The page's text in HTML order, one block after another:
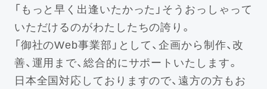
「もっと早く出逢いたかった」そうおっしゃって
いただけるのがわたしたちの誇り。
「御社のWeb事業部」として、企画から制作、改
善、運用まで、総合的にサポートいたします。
日本全国対応しておりますので、遠方の方もお